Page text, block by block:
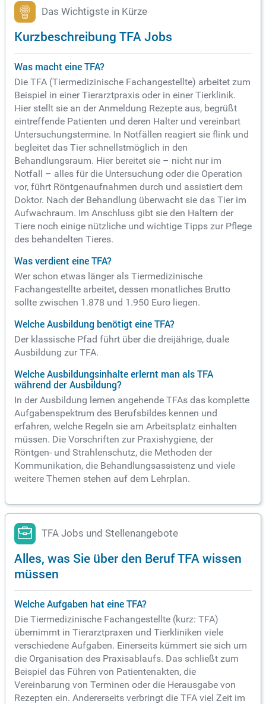
Das Wichtigste in Kürze
Kurzbeschreibung TFA Jobs
Was macht eine TFA?
Die TFA (Tiermedizinische Fachangestellte) arbeitet zum
Beispiel in einer Tierarztpraxis oder in einer Tierklinik.
Hier stellt sie an der Anmeldung Rezepte aus, begrüßt
eintreffende Patienten und deren Halter und vereinbart
Untersuchungstermine. In Notfällen reagiert sie flink und
begleitet das Tier schnellstmöglich in den
Behandlungsraum. Hier bereitet sie – nicht nur im
Notfall – alles für die Untersuchung oder die Operation
vor, führt Röntgenaufnahmen durch und assistiert dem
Doktor. Nach der Behandlung überwacht sie das Tier im
Aufwachraum. Im Anschluss gibt sie den Haltern der
Tiere noch einige nützliche und wichtige Tipps zur Pflege
des behandelten Tieres.
Was verdient eine TFA?
Wer schon etwas länger als Tiermedizinische
Fachangestellte arbeitet, dessen monatliches Brutto
sollte zwischen 1.878 und 1.950 Euro liegen.
Welche Ausbildung benötigt eine TFA?
Der klassische Pfad führt über die dreijährige, duale
Ausbildung zur TFA.
Welche Ausbildungsinhalte erlernt man als TFA
während der Ausbildung?
In der Ausbildung lernen angehende TFAs das komplette
Aufgabenspektrum des Berufsbildes kennen und
erfahren, welche Regeln sie am Arbeitsplatz einhalten
müssen. Die Vorschriften zur Praxishygiene, der
Röntgen- und Strahlenschutz, die Methoden der
Kommunikation, die Behandlungsassistenz und viele
weitere Themen stehen auf dem Lehrplan.
TFA Jobs und Stellenangebote
Alles, was Sie über den Beruf TFA wissen
müssen
Welche Aufgaben hat eine TFA?
Die Tiermedizinische Fachangestellte (kurz: TFA)
übernimmt in Tierarztpraxen und Tierkliniken viele
verschiedene Aufgaben. Einerseits kümmert sie sich um
die Organisation des Praxisablaufs. Das schließt zum
Beispiel das Führen von Patientenakten, die
Vereinbarung von Terminen oder die Herausgabe von
Rezepten ein. Andererseits verbringt die TFA viel Zeit im